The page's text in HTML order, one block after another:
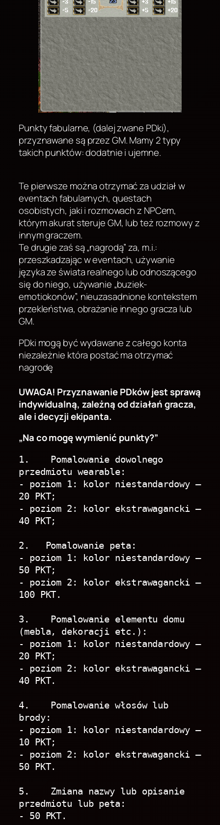
Punkty fabularne, (dalej zwane PDki),
przyznawane są przez GM. Mamy 2 typy
takich punktów: dodatnie i ujemne.
Te pierwsze można otrzymać za udział w
eventach fabularnych, questach
osobistych, jaki i rozmowach z NPCem,
którym akurat steruje GM, lub też rozmowy z
innym graczem.
Te drugie zaś są „nagrodą” za, m.i.:
przeszkadzając w eventach, używanie
języka ze świata realnego lub odnoszącego
się do niego, używanie „buziek-
emotiokonów”, nieuzasadnione kontekstem
przekleństwa, obrażanie innego gracza lub
GM.
PDki mogą być wydawane z całego konta
niezależnie która postać ma otrzymać
nagrodę
UWAGA! Przyznawanie PDków jest sprawą
indywidualną, zależną od działań gracza,
ale i decyzji ekipanta.
„Na co mogę wymienić punkty?”
1.    Pomalowanie dowolnego
przedmiotu wearable:
- poziom 1: kolor niestandardowy –
20 PKT;
- poziom 2: kolor ekstrawagancki –
40 PKT;
2.   Pomalowanie peta:
- poziom 1: kolor niestandardowy –
50 PKT;
- poziom 2: kolor ekstrawagancki –
100 PKT.
3.    Pomalowanie elementu domu
(mebla, dekoracji etc.):
- poziom 1: kolor niestandardowy –
20 PKT;
- poziom 2: kolor ekstrawagancki –
40 PKT.
4.    Pomalowanie włosów lub
brody:
- poziom 1: kolor niestandardowy –
10 PKT;
- poziom 2: kolor ekstrawagancki –
50 PKT.
5.    Zmiana nazwy lub opisanie
przedmiotu lub peta:
- 50 PKT.